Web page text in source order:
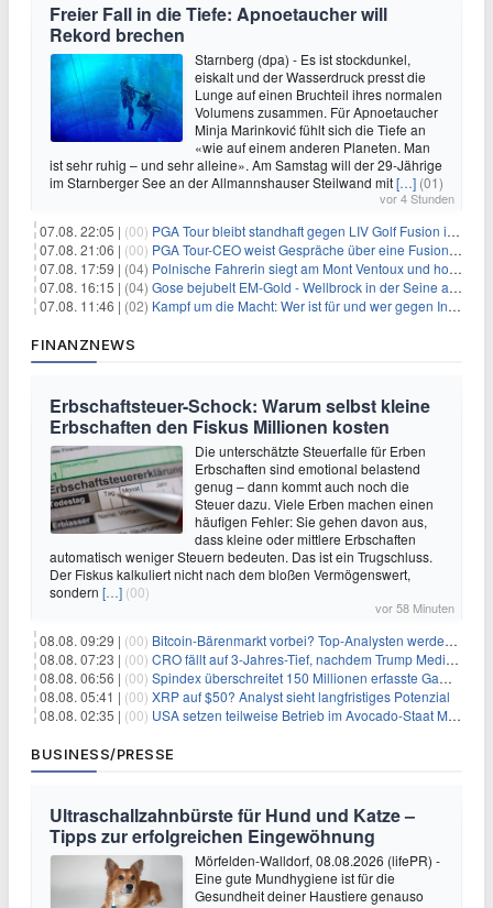
Freier Fall in die Tiefe: Apnoetaucher will
Rekord brechen
Starnberg (dpa) - Es ist stockdunkel,
eiskalt und der Wasserdruck presst die
Lunge auf einen Bruchteil ihres normalen
Volumens zusammen. Für Apnoetaucher
Minja Marinković fühlt sich die Tiefe an
«wie auf einem anderen Planeten. Man
ist sehr ruhig – und sehr alleine». Am Samstag will der 29-Jährige
im Starnberger See an der Allmannshauser Steilwand mit[…] (01)
vor 4 Stunden
07.08. 22:05 | (00) PGA Tour bleibt standhaft gegen LIV Golf Fusion in einem sich wandelnden Sportumfeld
07.08. 21:06 | (00) PGA Tour-CEO weist Gespräche über eine Fusion mit LIV Golf zurück und bekräftigt die Wettbewerbslandschaft
07.08. 17:59 | (04) Polnische Fahrerin siegt am Mont Ventoux und holt Tour-Gelb
07.08. 16:15 | (04) Gose bejubelt EM-Gold - Wellbrock in der Seine ausgebremst
07.08. 11:46 | (02) Kampf um die Macht: Wer ist für und wer gegen Infantino?
FINANZNEWS
Erbschaftsteuer-Schock: Warum selbst kleine
Erbschaften den Fiskus Millionen kosten
Die unterschätzte Steuerfalle für Erben
Erbschaften sind emotional belastend
genug – dann kommt auch noch die
Steuer dazu. Viele Erben machen einen
häufigen Fehler: Sie gehen davon aus,
dass kleine oder mittlere Erbschaften
automatisch weniger Steuern bedeuten. Das ist ein Trugschluss.
Der Fiskus kalkuliert nicht nach dem bloßen Vermögenswert,
sondern […] (00)
vor 58 Minuten
08.08. 09:29 | (00) Bitcoin-Bärenmarkt vorbei? Top-Analysten werden optimistisch, aber die Geschichte sagt etwas anderes
08.08. 07:23 | (00) CRO fällt auf 3-Jahres-Tief, nachdem Trump Media zwei große Crypto.com-Deals storniert
08.08. 06:56 | (00) Spindex überschreitet 150 Millionen erfasste Gaming-Ereignisse in Echtzeit-Datenpipeline
08.08. 05:41 | (00) XRP auf $50? Analyst sieht langfristiges Potenzial
08.08. 02:35 | (00) USA setzen teilweise Betrieb im Avocado-Staat Michoacán in Mexiko wieder in Gang
BUSINESS/PRESSE
Ultraschallzahnbürste für Hund und Katze –
Tipps zur erfolgreichen Eingewöhnung
Mörfelden-Walldorf, 08.08.2026 (lifePR) -
Eine gute Mundhygiene ist für die
Gesundheit deiner Haustiere genauso